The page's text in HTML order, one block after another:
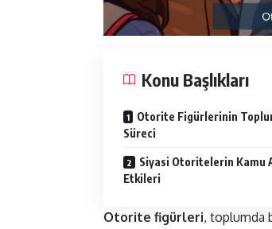
Konu Başlıkları
Otorite Figürlerinin
Süreci
Siyasi Otoritelerin Kamu
Etkileri
Otorite figürleri, toplumda